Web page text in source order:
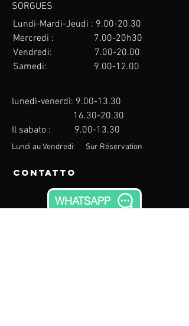
SORGUES
Lundi-Mardi-Jeudi : 9.00-20.30
Mercredi : 7.00-20h30
Vendredi: 7.00-20.00
Samedi: 9.00-12.00
lunedì-venerdì: 9.00-13.30
16.30-20.30
Il sabato :
9.00-13.30
Lundi au Vendredi: Sur Réservation
Contatto
WHATSAPP